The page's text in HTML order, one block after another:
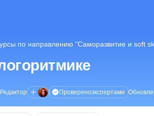
по направлению "Саморазвитие и soft
Редактор Провереноэкспертами